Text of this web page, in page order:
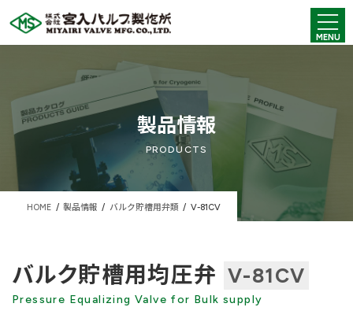
ン
ビ
製品情報
PRODUCTS
HOME 製品情報 バルク貯槽用弁類 V-81CV
バルク貯槽用均圧弁 V-81CV
Pressure Equalizing Valve for Bulk supply
MENU